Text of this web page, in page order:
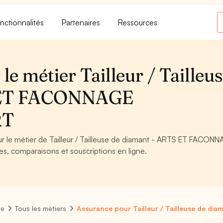
Partenaires Ressources
le métier Tailleur /
FACONNAGE
métier de Tailleur / Tailleuse de diamant - ARTS ET
comparaisons et souscriptions en ligne.
Tous les métiers Assurance pour Tailleur / Tailleuse de